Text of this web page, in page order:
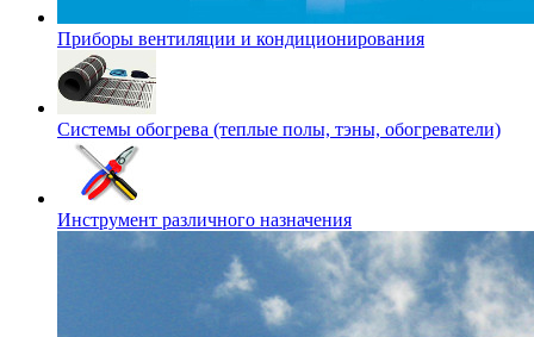
Приборы вентиляции и кондиционирования
Системы обогрева (теплые полы, тэны, обогреватели)
Инструмент различного назначения